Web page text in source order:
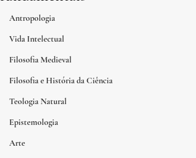
Antropologia
Vida Intelectual
Filosofia Medieval
Filosofia e História da Ciência
Teologia Natural
Epistemologia
Arte